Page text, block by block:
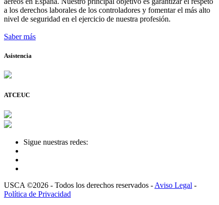
a los derechos laborales de los controladores y fomentar el más alto
nivel de seguridad en el ejercicio de nuestra profesión.
Saber más
Asistencia
ATCEUC
Sigue nuestras redes:
USCA ©2026 - Todos los derechos reservados - Aviso Legal -
Política de Privacidad